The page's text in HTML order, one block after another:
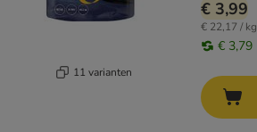
11 varianten
€ 3,99
€ 22,17 / kg
€ 3,79